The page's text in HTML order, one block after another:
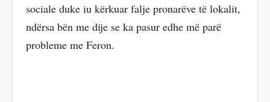
sociale duke iu kërkuar falje pronarëve të lokalit,
ndërsa bën me dije se ka pasur edhe më parë
probleme me Feron.